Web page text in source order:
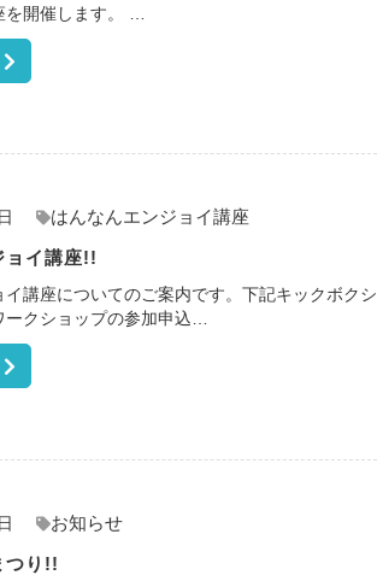
を開催します。 …
はんなんエンジョイ講座
ョイ講座!!
イ講座についてのご案内です。下記キックボクシ
ークショップの参加申込…
お知らせ
つり!!